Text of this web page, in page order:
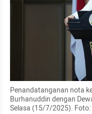
Penandatanganan nota
Burhanuddin dengan
Selasa (15/7/2025). Foto: